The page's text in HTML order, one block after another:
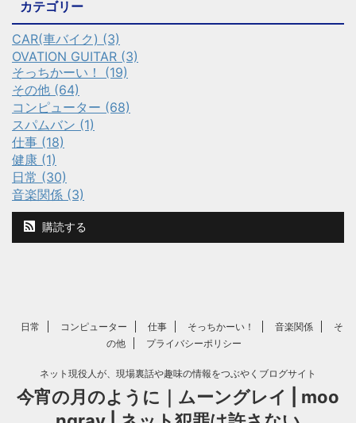
カテゴリー
CAR(車バイク) (3)
OVATION GUITAR (3)
そっちかーい！ (19)
その他 (64)
コンピューター (68)
スパムバン (1)
仕事 (18)
健康 (1)
日常 (30)
音楽関係 (3)
購読する
日常 コンピューター 仕事 そっちかーい！ 音楽関係
そ
の他
プライバシーポリシー
ネット現役人が、現場裏話や趣味の情報をつぶやくブログサイト
今宵の月のように｜ムーングレイ | moo